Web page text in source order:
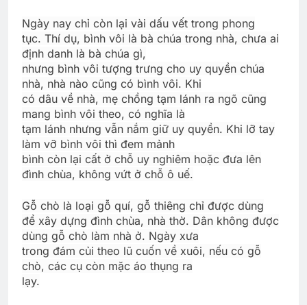
Ngày nay chỉ còn lại vài dấu vết trong phong
tục. Thí dụ, bình vôi là bà chúa trong nhà, chưa ai
định danh là bà chúa gì,
nhưng bình vôi tượng trưng cho uy quyền chúa
nhà, nhà nào cũng có bình vôi. Khi
có dâu về nhà, mẹ chồng tạm lánh ra ngõ cũng
mang bình vôi theo, có nghĩa là
tạm lánh nhưng vẫn nắm giữ uy quyền. Khi lỡ tay
làm vỡ bình vôi thì đem mảnh
bình còn lại cất ở chỗ uy nghiêm hoặc đưa lên
đình chùa, không vứt ở chỗ ô uế.
Gỗ chò là loại gỗ quí, gỗ thiêng chỉ được dùng
để xây dựng đình chùa, nhà thờ. Dân không được
dùng gỗ chò làm nhà ở. Ngày xưa
trong đám củi theo lũ cuốn về xuôi, nếu có gỗ
chò, các cụ còn mặc áo thụng ra
lạy.